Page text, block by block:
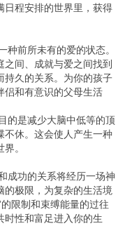
日程安排的世界里，获得
前所未有的爱的状态。
间、成就与爱之间找到
持久的关系。为你的孩子
侣和有意识的父母生活
是减少大脑中低等的顶
不休。这会使人产生一种
。
功的关系将经历一场神
的极限，为复杂的生活境
限制和束缚能量的过往
时性和富足进入你的生